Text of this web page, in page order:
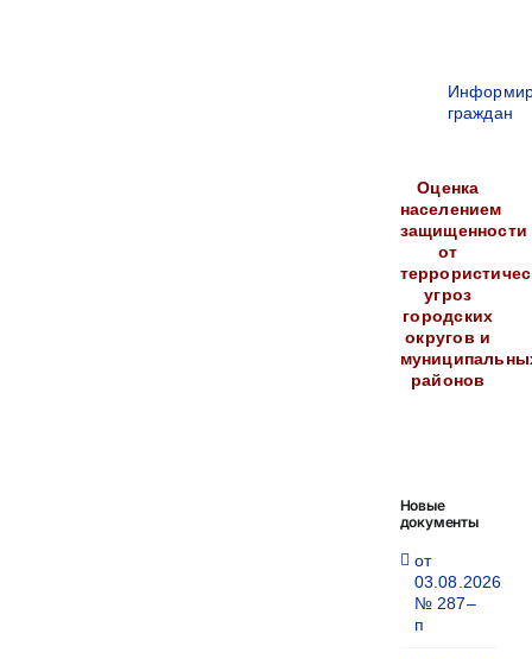
граждан
Оценка
населением
защищенности
от
угроз
городских
округов и
районов
Новые
документы
от
03.08.2026
№ 287–
п